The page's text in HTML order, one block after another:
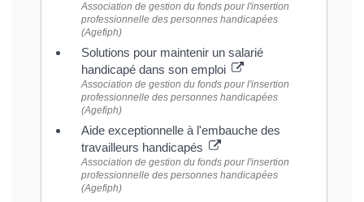
Association de gestion du fonds pour l'insertion
professionnelle des personnes handicapées
(Agefiph)
Solutions pour maintenir un salarié
handicapé dans son emploi
Association de gestion du fonds pour l'insertion
professionnelle des personnes handicapées
(Agefiph)
Aide exceptionnelle à l'embauche des
travailleurs handicapés
Association de gestion du fonds pour l'insertion
professionnelle des personnes handicapées
(Agefiph)